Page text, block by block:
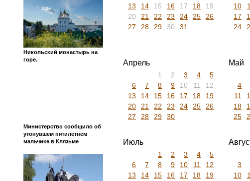
Никольский монастырь на
горе.
Министерство сообщило об
утонувшем пятилетнем
мальчике в Клязьме
13
14 15 16 17 18
19
20
21 22 23 24 25
26
27
28 29 30 31
10
17
24
Апрель
1 2 3 4
5
6
7 8 9 10 11
12
13
14 15 16 17 18
19
20
21 22 23 24 25
26
27
28 29 30
Май
4
11
18
25
Июль
1 2 3 4
5
6
7 8 9 10 11
12
13
14 15 16 17 18
19
3
10